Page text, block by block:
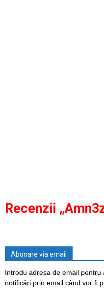
Recenzii
Abonare via email
Introdu adresa de email
notificări prin email când vor fi